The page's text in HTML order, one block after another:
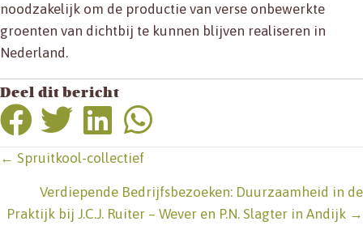
noodzakelijk om de productie van verse onbewerkte
groenten van dichtbij te kunnen blijven realiseren in
Nederland.
Deel dit bericht
Posts
navigation
← Spruitkool-collectief
Verdiepende Bedrijfsbezoeken: Duurzaamheid in de
Praktijk bij J.C.J. Ruiter – Wever en P.N. Slagter in Andijk →